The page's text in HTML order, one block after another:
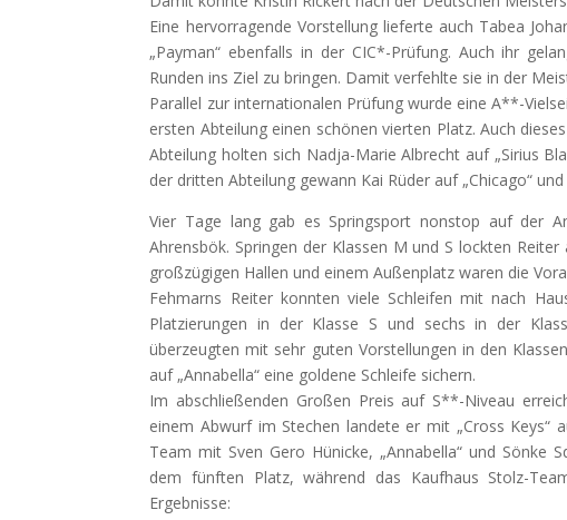
Eine hervorragende Vorstellung lieferte auch Tabea
„Payman“ ebenfalls in der CIC*-Prüfung. Auch ihr
Runden ins Ziel zu bringen. Damit verfehlte sie in der
Parallel zur internationalen Prüfung wurde eine A**-
ersten Abteilung einen schönen vierten Platz. Auch
Abteilung holten sich Nadja-Marie Albrecht auf „Sirius
der dritten Abteilung gewann Kai Rüder auf „Chicago“
Vier Tage lang gab es Springsport nonstop auf der
Ahrensbök. Springen der Klassen M und S lockten
großzügigen Hallen und einem Außenplatz waren die
Fehmarns Reiter konnten viele Schleifen mit nach
Platzierungen in der Klasse S und sechs in der
überzeugten mit sehr guten Vorstellungen in den
auf „Annabella“ eine goldene Schleife sichern.
Im abschließenden Großen Preis auf S**-Niveau
einem Abwurf im Stechen landete er mit „Cross Keys“
Team mit Sven Gero Hünicke, „Annabella“ und Sönke
dem fünften Platz, während das Kaufhaus Stolz-
Ergebnisse: